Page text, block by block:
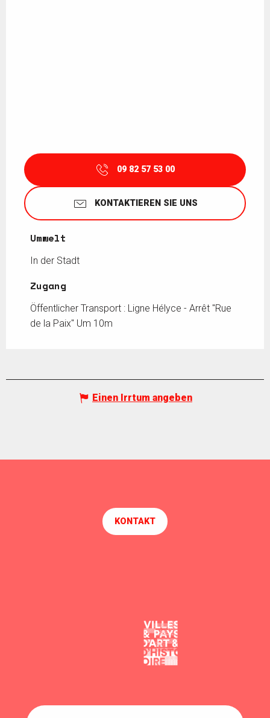
09 82 57 53 00
KONTAKTIEREN SIE UNS
Umwelt
Umwelt
In der Stadt
Zugang
Zugang
Öffentlicher Transport : Ligne Hélyce - Arrêt "Rue
de la Paix" Um 10m
Einen Irrtum angeben
KONTAKT